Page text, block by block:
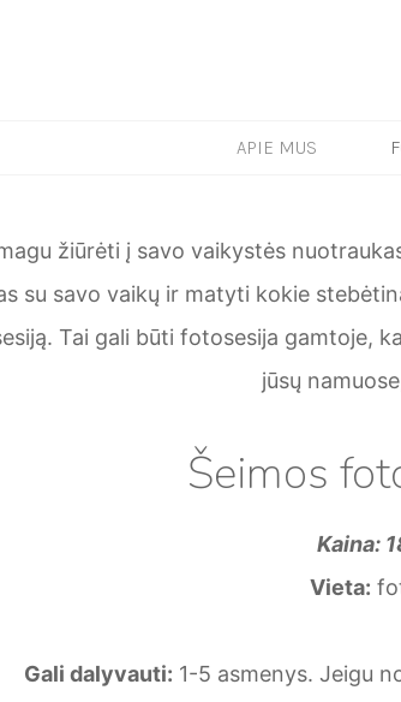
APIE MUS
žiūrėti į savo vaikystės
su savo vaikų ir matyti kokie
Tai gali būti fotosesija gamtoje,
jūsų
Šeimos
Kaina:
Vieta:
Gali dalyvauti: 1-5 asmenys. Jeigu